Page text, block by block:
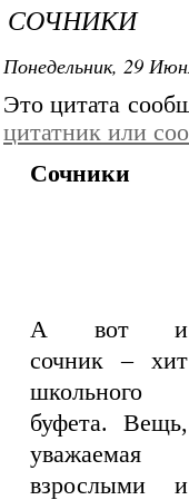
СОЧНИКИ
Понедельник, 29
Это цитата
цитатник или
Сочники
А вот и
сочник – хит
школьного
буфета. Вещь,
уважаемая
взрослыми и